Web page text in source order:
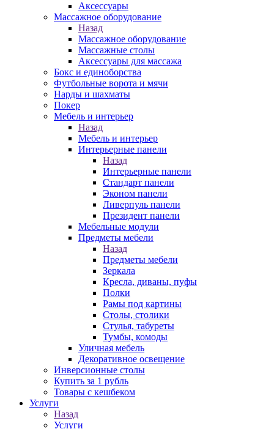
Аксессуары
Массажное оборудование
Назад
Массажное оборудование
Массажные столы
Аксессуары для массажа
Бокс и единоборства
Футбольные ворота и мячи
Нарды и шахматы
Покер
Мебель и интерьер
Назад
Мебель и интерьер
Интерьерные панели
Назад
Интерьерные панели
Стандарт панели
Эконом панели
Ливерпуль панели
Президент панели
Мебельные модули
Предметы мебели
Назад
Предметы мебели
Зеркала
Кресла, диваны, пуфы
Полки
Рамы под картины
Столы, столики
Стулья, табуреты
Тумбы, комоды
Уличная мебель
Декоративное освещение
Инверсионные столы
Купить за 1 рубль
Товары с кешбеком
Услуги
Назад
Услуги